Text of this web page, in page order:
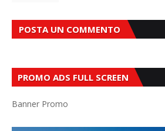
POSTA UN COMMENTO
PROMO ADS FULL SCREEN
Banner Promo